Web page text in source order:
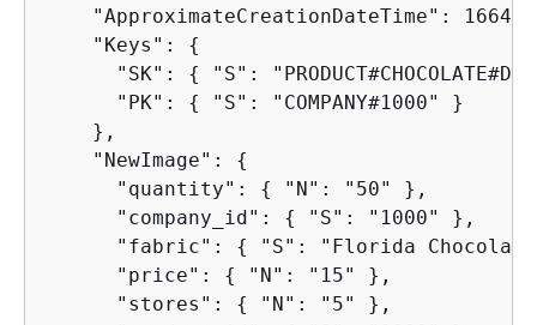
"ApproximateCreationDateTime":
    "Keys":
{
      "SK":
{
"S":
      "PK":
{
"S": "COMPANY#1000" }
    },
    "NewImage":
{
      "quantity":
{
"N": "50" },
      "company_id":
{
"S": "1000" },
      "fabric":
{
"S": "Florida
      "price":
{
"N": "15" },
      "stores":
{
"N": "5" },